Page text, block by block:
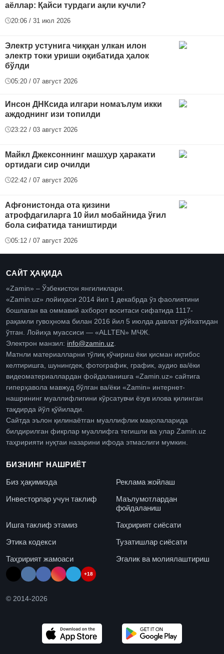
аёллар: Қайси турдаги ақли кучли?
20:06 / 31 июл 2026
Электр устунига чиққан улкан илон
электр токи уриши оқибатида ҳалок
бўлди
05:20 / 07 август 2026
Инсон ДНКсида илгари номаълум икки
аждоднинг изи топилди
23:22 / 03 август 2026
Майкл Джексоннинг машҳур ҳаракати
ортидаги сир очилди
22:42 / 07 август 2026
Афғонистонда ота қизини
атрофдагиларга 10 йил мобайнида ўғил
бола сифатида таништирди
05:12 / 07 август 2026
САЙТ ҲАҚИДА
«Zamin» – Ўзбекистон янгиликлари.
«Zamin.uz» лойиҳаси 2014 йил 1 декабрда ўз фаолиятини
бошлаган ва оммавий ахборот воситаси сифатида 1117-
рақамли гувоҳнома билан 2016 йил 5 июлда давлат рўйхатидан
ўтган. Лойиҳа муассиси — «ALLTEN» МЧЖ.
Электрон манзил: info@zamin.uz
Матнли материалларни тўлиқ кўчириш ёки қисман иқтибос
келтиришга, шунингдек, фотографик, график, аудио ва/ёки
видеоматериаллардан фойдаланишга «Zamin.uz» сайтига
гиперҳавола мавжуд бўлган ва/ёки «Zamin» интернет-
нашрининг муаллифлигини кўрсатувчи ёзув илова қилинган
тақдирда йўл қўйилади.
Сайтда эълон қилинаётган муаллифлик мақолаларида
билдирилган фикрлар муаллифга тегишли ва улар Zamin.uz
таҳририяти нуқтаи назарини ифода этмаслиги мумкин.
БИЗНИНГ НАШРИЁТ
Биз ҳақимизда
Реклама жойлаш
Инвесторлар учун таклиф
Маълумотлардан
фойдаланиш
Ишга таклиф этамиз
Таҳририят сиёсати
Этика кодекси
Тузатишлар сиёсати
Таҳририят жамоаси
Эгалик ва молиялаштириш
+18
© 2014-2026